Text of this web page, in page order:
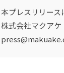
本プレスリリース
株式会社マクア